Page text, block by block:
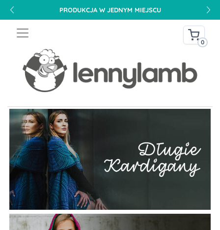
PRODUKCJA W JEDNYM MIEJSCU
0